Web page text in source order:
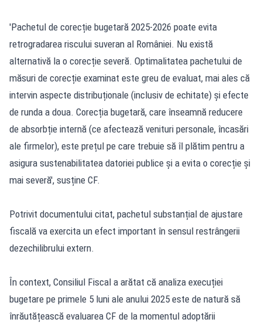
'Pachetul de corecție bugetară 2025-2026 poate evita
retrogradarea riscului suveran al României. Nu există
alternativă la o corecție severă. Optimalitatea pachetului de
măsuri de corecție examinat este greu de evaluat, mai ales că
intervin aspecte distribuționale (inclusiv de echitate) și efecte
de runda a doua. Corecția bugetară, care înseamnă reducere
de absorbție internă (ce afectează venituri personale, încasări
ale firmelor), este prețul pe care trebuie să îl plătim pentru a
asigura sustenabilitatea datoriei publice și a evita o corecție și
mai severă', susține CF.
Potrivit documentului citat, pachetul substanțial de ajustare
fiscală va exercita un efect important în sensul restrângerii
dezechilibrului extern.
În context, Consiliul Fiscal a arătat că analiza execuției
bugetare pe primele 5 luni ale anului 2025 este de natură să
înrăutățească evaluarea CF de la momentul adoptării